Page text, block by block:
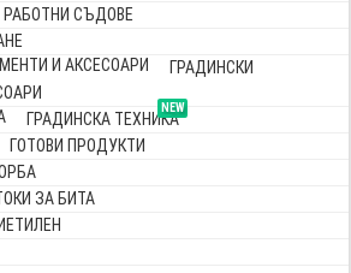
РАБОТНИ СЪДОВЕ
ГРАДИНСКИ
NEW
ГРАДИНСКА ТЕХНИКА
ГОТОВИ ПРОДУКТИ
ЗА БИТА